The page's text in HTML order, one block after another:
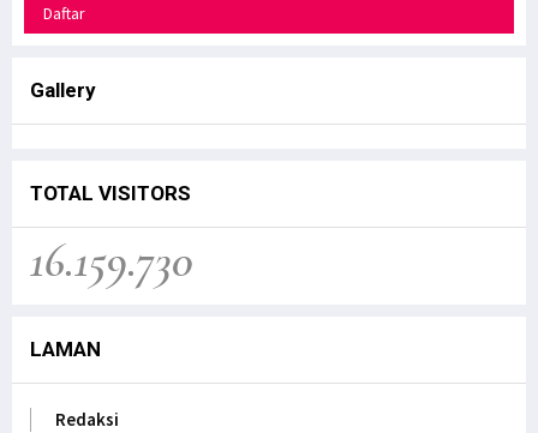
Daftar
Gallery
TOTAL VISITORS
16.159.730
LAMAN
Redaksi